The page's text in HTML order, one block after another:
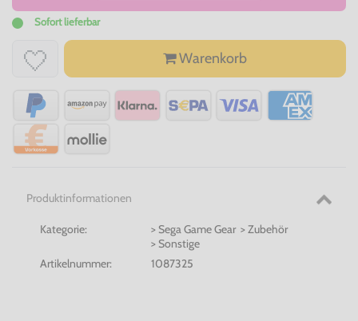
Sofort lieferbar
Warenkorb
Produktinformationen
Kategorie:
> Sega Game Gear > Zubehör
> Sonstige
Artikelnummer:
1087325